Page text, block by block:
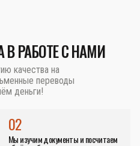
РАБОТЕ С НАМИ
качества на
переводы
деньги!
02
Мы изучим документы и посчитаем